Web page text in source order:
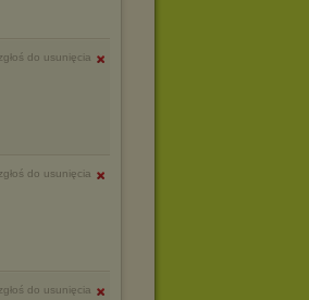
zgłoś do usunięcia
zgłoś do usunięcia
zgłoś do usunięcia